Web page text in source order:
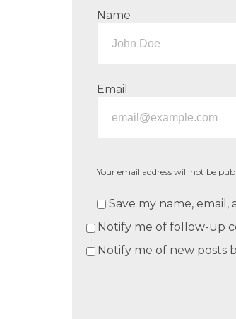
Name
Email
Your email address will not be
Save my name,
Notify me of follow-up
Notify me of new posts